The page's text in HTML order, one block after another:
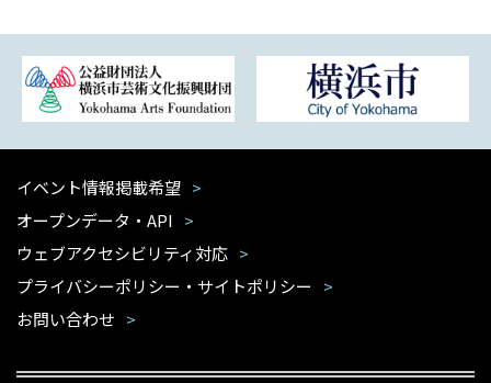
イベント情報掲載希望
オープンデータ・API
ウェブアクセシビリティ対応
プライバシーポリシー・サイトポリシー
お問い合わせ